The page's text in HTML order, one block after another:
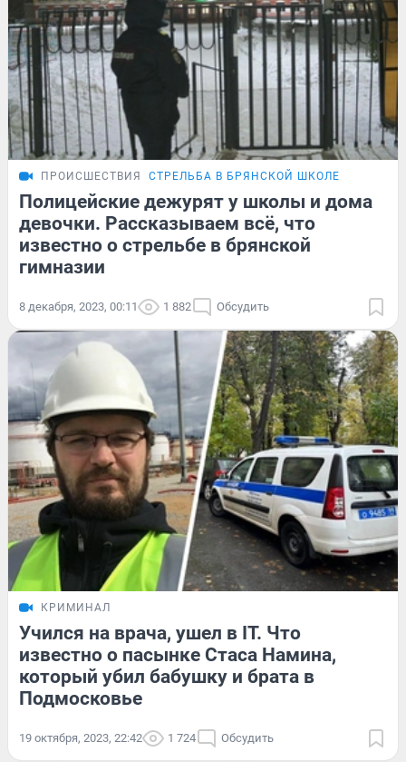
ПРОИСШЕСТВИЯ СТРЕЛЬБА В БРЯНСКОЙ ШКОЛЕ
Полицейские дежурят у школы и дома
девочки. Рассказываем всё, что
известно о стрельбе в брянской
гимназии
8 декабря, 2023, 00:11 1 882 Обсудить
КРИМИНАЛ
Учился на врача, ушел в IT. Что
известно о пасынке Стаса Намина,
который убил бабушку и брата в
Подмосковье
19 октября, 2023, 22:42 1 724 Обсудить